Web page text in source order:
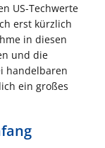
US-Techwerte
erst kürzlich
in diesen
und die
handelbaren
ein großes